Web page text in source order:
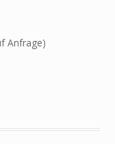
Anfrage)